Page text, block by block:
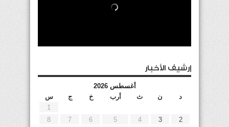
إرشيف الأخبار
أغسطس 2026
د
ن ث أرب خ ج
س
1
2
3
4
5
6
7
8